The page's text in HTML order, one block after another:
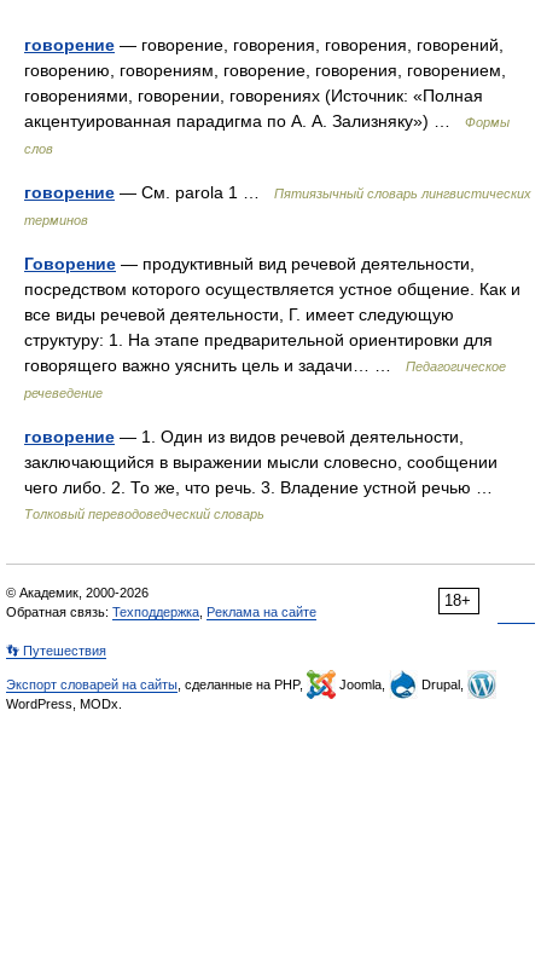
говорение — говорение, говорения, говорения, говорений,
говорению, говорениям, говорение, говорения, говорением,
говорениями, говорении, говорениях (Источник: «Полная
акцентуированная парадигма по А. А. Зализняку») …
Формы
слов
говорение — См. parola 1 …
Пятиязычный словарь лингвистических
терминов
Говорение — продуктивный вид речевой деятельности,
посредством которого осуществляется устное общение. Как и
все виды речевой деятельности, Г. имеет следующую
структуру: 1. На этапе предварительной ориентировки для
говорящего важно уяснить цель и задачи… …
Педагогическое
речеведение
говорение — 1. Один из видов речевой деятельности,
заключающийся в выражении мысли словесно, сообщении
чего либо. 2. То же, что речь. 3. Владение устной речью …
Толковый переводоведческий словарь
18+
© Академик, 2000-2026
Обратная связь: Техподдержка Реклама на сайте
👣 Путешествия
Экспорт словарей на сайты , сделанные на PHP, Joomla,
Drupal,
WordPress, MODx.